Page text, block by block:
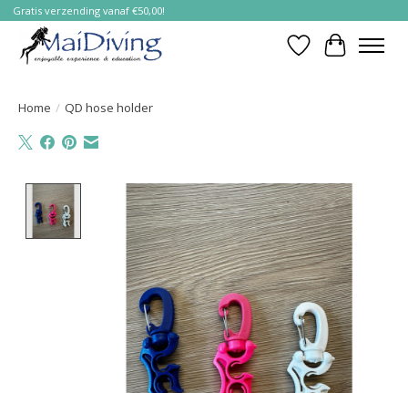
Gratis verzending vanaf €50,00!
Verlanglijst
Home / QD hose holder
Product image slideshow Items